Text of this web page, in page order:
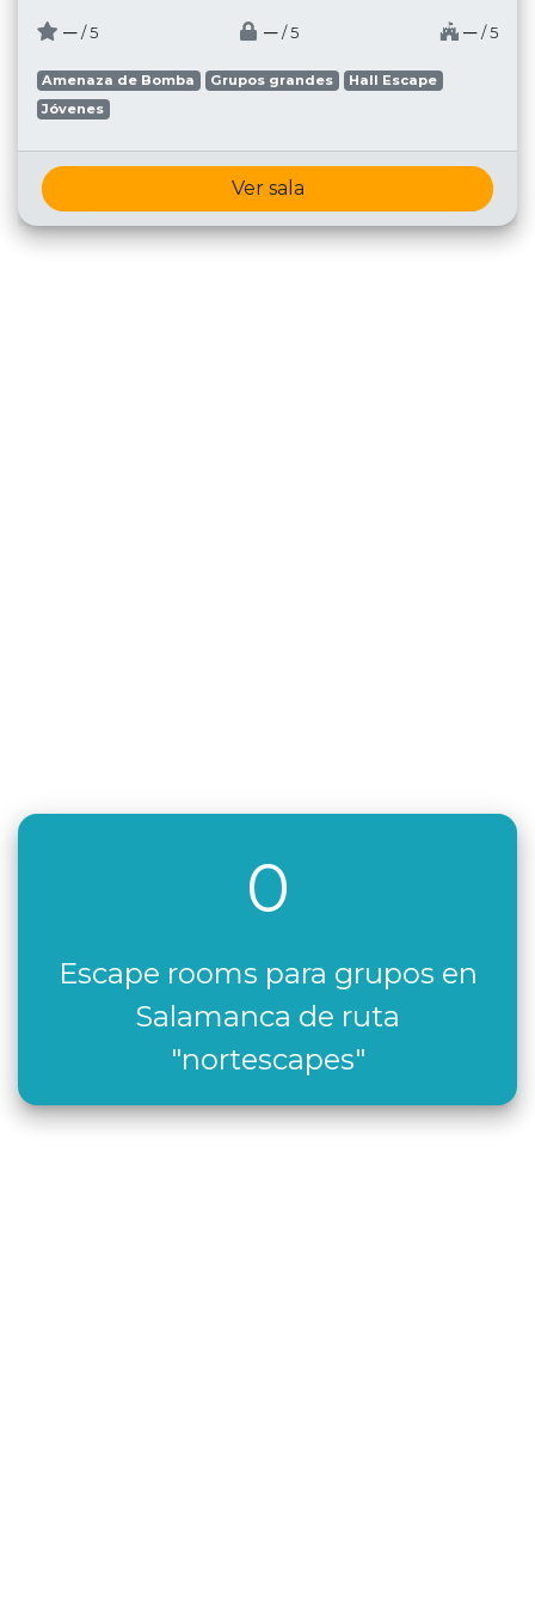
─ / 5 ─ / 5 ─ / 5
Amenaza de Bomba Grupos grandes
Hall Escape
Jóvenes
Ver sala
0
Escape rooms para grupos en
Salamanca de ruta
"nortescapes"